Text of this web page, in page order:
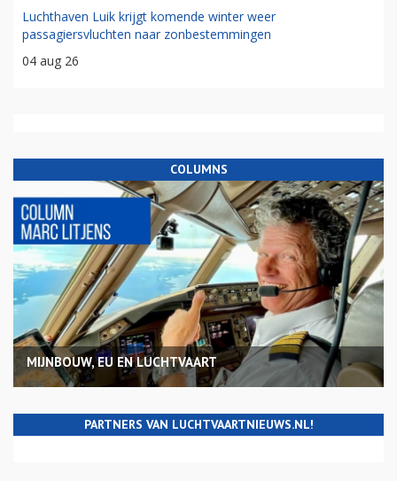
Luchthaven Luik krijgt komende winter weer
passagiersvluchten naar zonbestemmingen
04 aug 26
COLUMNS
MIJNBOUW, EU EN LUCHTVAART
PARTNERS VAN LUCHTVAARTNIEUWS.NL!